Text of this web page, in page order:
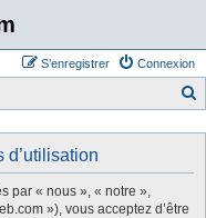
Connexion
S’enregistrer
d’utilisation
par « nous », « notre »,
»), vous acceptez d’être